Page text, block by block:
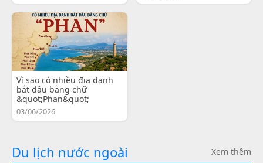
Vì sao có nhiều địa danh
bắt đầu bằng chữ
&quot;Phan&quot;
03/06/2026
Du lịch nước ngoài Xem thêm